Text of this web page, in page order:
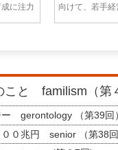
に注力
向けて、若手
こと familism（第
ー gerontology （第39回
００兆円 senior （第38